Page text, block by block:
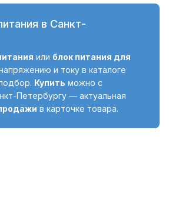
в Санкт-
или блок питания для
и току в каталоге
Купить можно с
Петербургу — актуальная
в карточке товара.